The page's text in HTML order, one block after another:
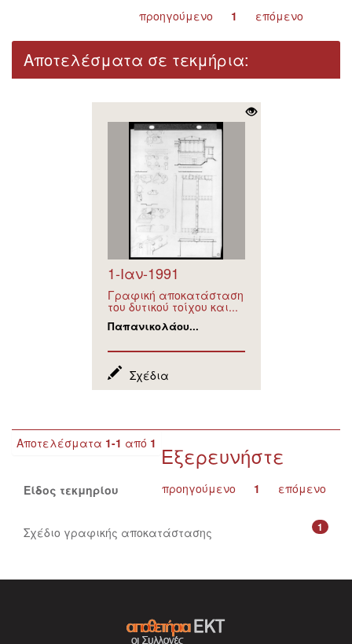
προηγούμενο 1 επόμενο
Αποτελέσματα σε τεκμήρια:
1-Ιαν-1991
Γραφική αποκατάσταση
του δυτικού τοίχου και...
Παπανικολάου...
Σχέδια
Αποτελέσματα 1-1 από 1
προηγούμενο 1 επόμενο
Εξερευνήστε
Είδος τεκμηρίου
1
Σχέδιο γραφικής αποκατάστασης